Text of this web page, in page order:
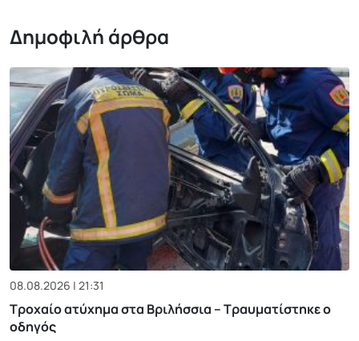
Δημοφιλή άρθρα
08.08.2026 | 21:31
Τροχαίο ατύχημα στα Βριλήσσια – Τραυματίστηκε ο
οδηγός